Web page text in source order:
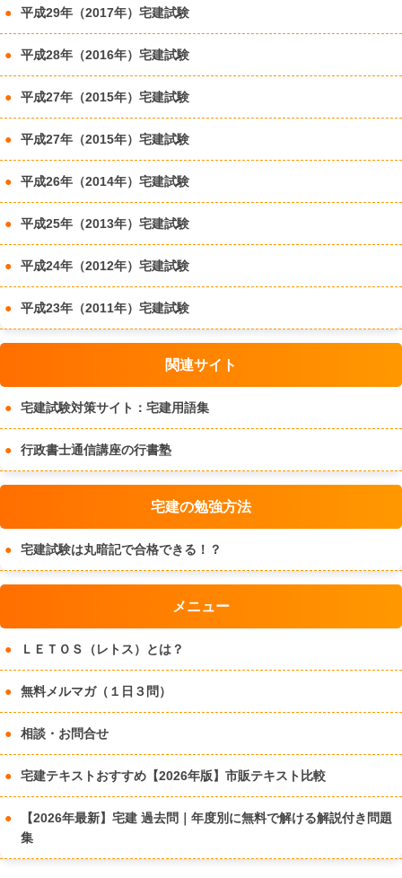
平成29年（2017年）宅建試験
平成28年（2016年）宅建試験
平成27年（2015年）宅建試験
平成27年（2015年）宅建試験
平成26年（2014年）宅建試験
平成25年（2013年）宅建試験
平成24年（2012年）宅建試験
平成23年（2011年）宅建試験
関連サイト
宅建試験対策サイト：宅建用語集
行政書士通信講座の行書塾
宅建の勉強方法
宅建試験は丸暗記で合格できる！？
メニュー
ＬＥＴＯＳ（レトス）とは？
無料メルマガ（１日３問）
相談・お問合せ
宅建テキストおすすめ【2026年版】市販テキスト比較
【2026年最新】宅建 過去問｜年度別に無料で解ける解説付き問題
集